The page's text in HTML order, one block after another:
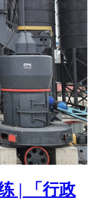
| 「行政